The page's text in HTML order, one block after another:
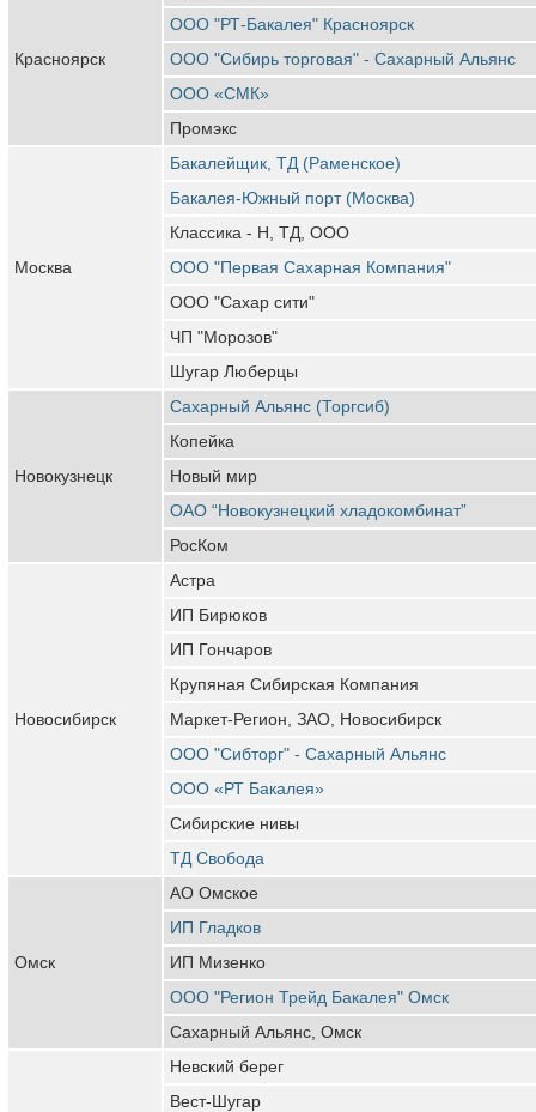
Красноярск
ООО "РТ-Бакалея" Красноярск
ООО "Сибирь торговая" - Сахарный Альянс
ООО «СМК»
Промэкс
Москва
Бакалейщик, ТД (Раменское)
Бакалея-Южный порт (Москва)
Классика - Н, ТД, ООО
ООО "Первая Сахарная Компания"
ООО "Сахар сити"
ЧП "Морозов"
Шугар Люберцы
Новокузнецк
Сахарный Альянс (Торгсиб)
Копейка
Новый мир
ОАО “Новокузнецкий хладокомбинат”
РосКом
Новосибирск
Астра
ИП Бирюков
ИП Гончаров
Крупяная Сибирская Компания
Маркет-Регион, ЗАО, Новосибирск
ООО "Сибторг" - Сахарный Альянс
ООО «РТ Бакалея»
Сибирские нивы
ТД Свобода
Омск
АО Омское
ИП Гладков
ИП Мизенко
ООО "Регион Трейд Бакалея" Омск
Сахарный Альянс, Омск
Невский берег
Вест-Шугар